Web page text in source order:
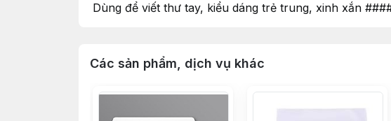
Dùng để viết thư tay, kiểu dáng trẻ trung, xinh xắn
Các sản phẩm, dịch vụ khác